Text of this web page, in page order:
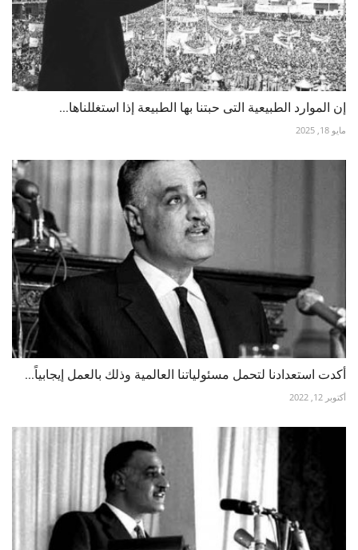
إن الموارد الطبيعية التى حبتنا بها الطبيعة إذا استغللناها...
مايو 18, 2025
أكدت استعدادنا لتحمل مسئولياتنا العالمية وذلك بالعمل إيجابياً...
أكتوبر 12, 2022